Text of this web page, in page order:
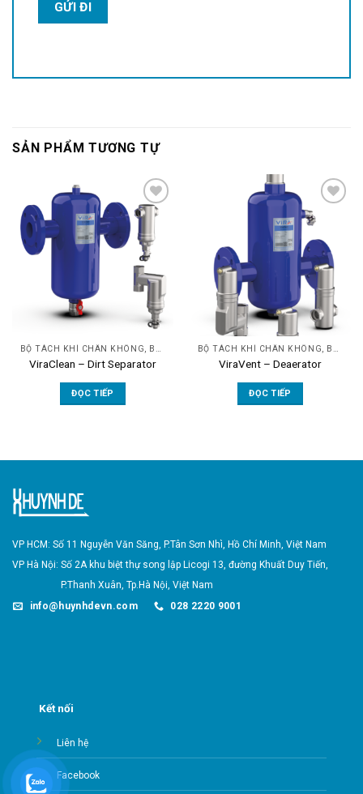
SẢN PHẨM TƯƠNG TỰ
Add to
wishlist
ViraClean – Dirt Separator
ĐỌC TIẾP
Add to
wishlist
ViraVent – Deaerator
ĐỌC TIẾP
VP HCM: Số 11 Nguyễn Văn Săng, P.Tân Sơn Nhì, Hồ Chí Minh, Việt Nam
VP Hà Nội: Số 2A khu biệt thự song lập Licogi 13, đường Khuất Duy Tiến,
P.Thanh Xuân, Tp.Hà Nội, Việt Nam
info@huynhdevn.com
028 2220 9001
Kết nối
Liên hệ
Facebook